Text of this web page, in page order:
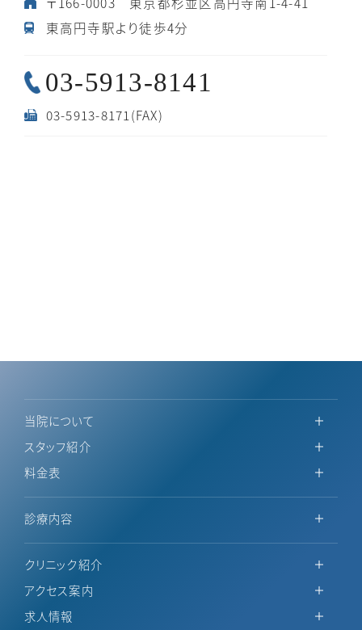
東高円寺駅より徒歩4分
03-5913-8141
03-5913-8171(FAX)
当院について
スタッフ紹介
料金表
診療内容
クリニック紹介
アクセス案内
求人情報